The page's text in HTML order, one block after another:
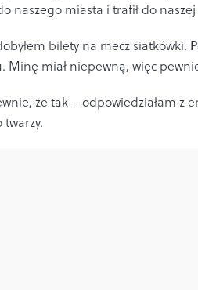
naszego miasta i trafił do
bilety na mecz siatkówki.
Minę miał niepewną, więc
że tak – odpowiedziałam z
twarzy.